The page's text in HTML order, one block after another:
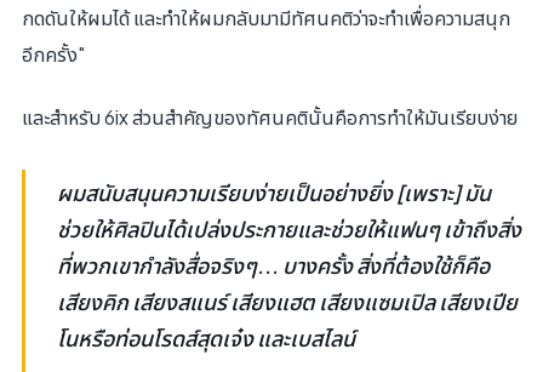
กดดันให้ผมได้ และทำให้ผมกลับมามีทัศนคติว่าจะทำเพื่อความสนุก
อีกครั้ง"
และสำหรับ 6ix ส่วนสำคัญของทัศนคตินั้นคือการทำให้มันเรียบง่าย
ผมสนับสนุนความเรียบง่ายเป็นอย่างยิ่ง [เพราะ] มัน
ช่วยให้ศิลปินได้เปล่งประกายและช่วยให้แฟนๆ เข้าถึงสิ่ง
ที่พวกเขากำลังสื่อจริงๆ... บางครั้ง สิ่งที่ต้องใช้ก็คือ
เสียงคิก เสียงสแนร์ เสียงแฮต เสียงแซมเปิล เสียงเปีย
โนหรือท่อนโรดส์สุดเจ๋ง และเบสไลน์